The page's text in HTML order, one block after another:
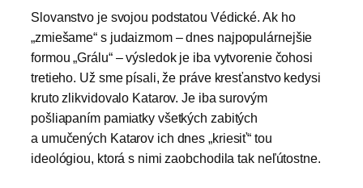
Slovanstvo je svojou podstatou Védické. Ak ho
„zmiešame“ s judaizmom – dnes najpopulárnejšie
formou „Grálu“ – výsledok je iba vytvorenie čohosi
tretieho. Už sme písali, že práve kresťanstvo kedysi
kruto zlikvidovalo Katarov. Je iba surovým
pošliapaním pamiatky všetkých zabitých
a umučených Katarov ich dnes „kriesiť“ tou
ideológiou, ktorá s nimi zaobchodila tak neľútostne.